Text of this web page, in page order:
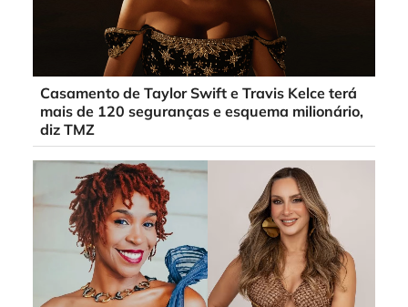
Casamento de Taylor Swift e Travis Kelce terá
mais de 120 seguranças e esquema milionário,
diz TMZ